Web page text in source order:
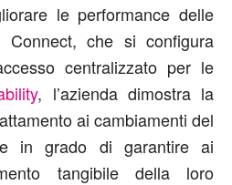
le performance delle
Connect, che si configura
centralizzato per le
, l’azienda dimostra la
ai cambiamenti del
in grado di garantire ai
tangibile della loro